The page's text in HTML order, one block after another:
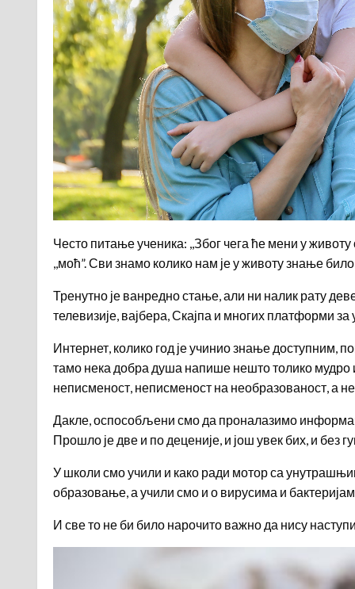
Често питање ученика: ,,Због чега ће мени у
,,моћ”. Сви знамо колико нам је у животу знање
Тренутно је ванредно стање, али ни налик рату
телевизије, вајбера, Скајпа и многих платформи
Интернет, колико год је учинио знање доступним,
тамо нека добра душа напише нешто толико мудро
неписменост, неписменост на необразованост, а
Дакле, оспособљени смо да проналазимо
Прошло је две и по деценије, и још увек бих, и без
У школи смо учили и како ради мотор са
образовање, а учили смо и о вирусима и
И све то не би било нарочито важно да нису